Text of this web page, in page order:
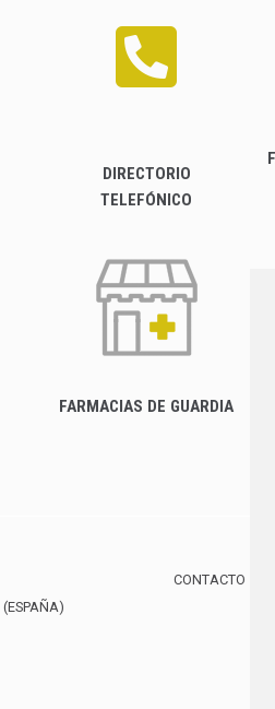
DIRECTORIO
TELEFÓNICO
FARMACIAS DE GUARDIA
(ESPAÑA)
CONTACTO